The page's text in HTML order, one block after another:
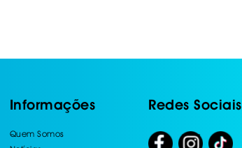
Informações
Quem Somos
Redes Sociais